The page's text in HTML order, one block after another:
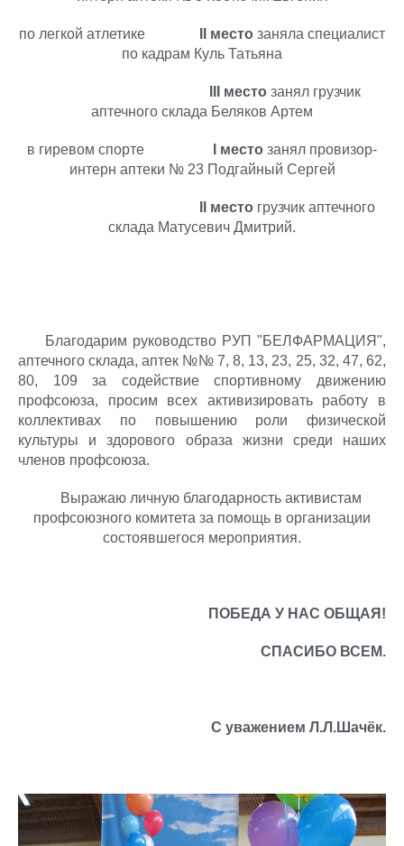
по легкой атлетике место заняла специалист
по кадрам Куль Татьяна
место занял грузчик
аптечного склада Беляков Артем
в гиревом спорте место занял провизор-
интерн аптеки № 23 Подгайный Сергей
местогрузчик аптечного
склада Матусевич Дмитрий.
Благодарим руководство РУП "БЕЛФАРМАЦИЯ",
аптечного склада, аптек №№ 7, 8, 13, 23, 25, 32, 47, 62,
80, 109 за содействие спортивному движению
профсоюза, просим всех активизировать работу в
коллективах по повышению роли физической
культуры и здорового образа жизни среди наших
членов профсоюза.
Выражаю личную благодарность активистам
профсоюзного комитета за помощь в организации
состоявшегося мероприятия.
ПОБЕДА У НАС ОБЩАЯ!
СПАСИБО ВСЕМ.
С уважением Л.Л.Шачёк.